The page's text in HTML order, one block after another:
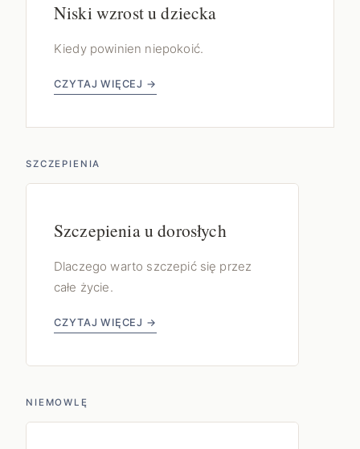
Niski wzrost u dziecka
Kiedy powinien niepokoić.
CZYTAJ WIĘCEJ →
SZCZEPIENIA
Szczepienia u dorosłych
Dlaczego warto szczepić się przez
całe życie.
CZYTAJ WIĘCEJ →
NIEMOWLĘ